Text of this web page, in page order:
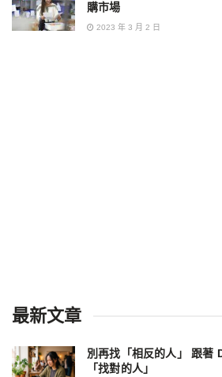
購市場
2023 年 3 月 2 日
最新文章
別再找「相反的人」 跟著
「找對的人」